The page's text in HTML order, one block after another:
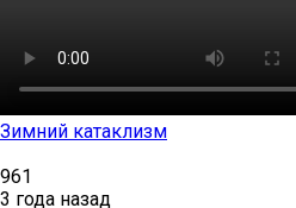
Зимний катаклизм
961
3 года назад